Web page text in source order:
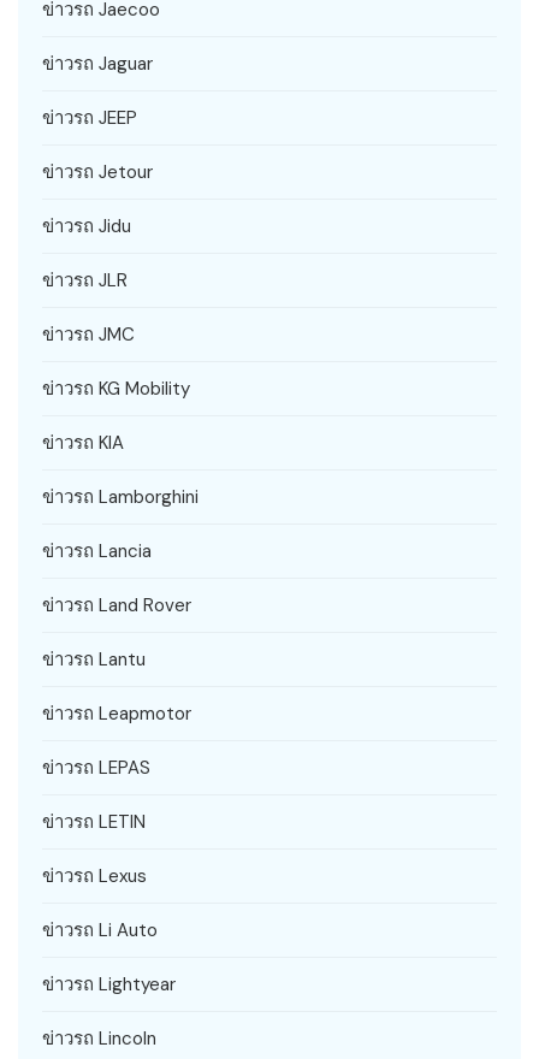
ข่าวรถ Jaecoo
ข่าวรถ Jaguar
ข่าวรถ JEEP
ข่าวรถ Jetour
ข่าวรถ Jidu
ข่าวรถ JLR
ข่าวรถ JMC
ข่าวรถ KG Mobility
ข่าวรถ KIA
ข่าวรถ Lamborghini
ข่าวรถ Lancia
ข่าวรถ Land Rover
ข่าวรถ Lantu
ข่าวรถ Leapmotor
ข่าวรถ LEPAS
ข่าวรถ LETIN
ข่าวรถ Lexus
ข่าวรถ Li Auto
ข่าวรถ Lightyear
ข่าวรถ Lincoln